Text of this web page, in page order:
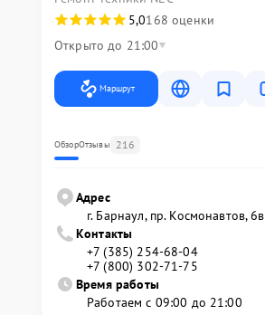
5,0168 оценки
Открыто до 21:00
Маршрут
ОбзорОтзывы 216
Адрес
г. Барнаул, ​пр. Космонавтов, 6в
Контакты
+7 (385) 254-68-04
+7 (800) 302-71-75
Время работы
Работаем с 09:00 до 21:00